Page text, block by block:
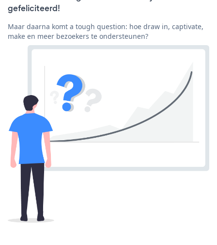
gefeliciteerd!
Maar daarna komt a tough question: hoe draw in, captivate,
make en meer bezoekers te ondersteunen?